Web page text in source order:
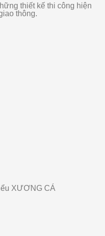
thiết kế thi công hiện
thông.
XƯƠNG CÁ